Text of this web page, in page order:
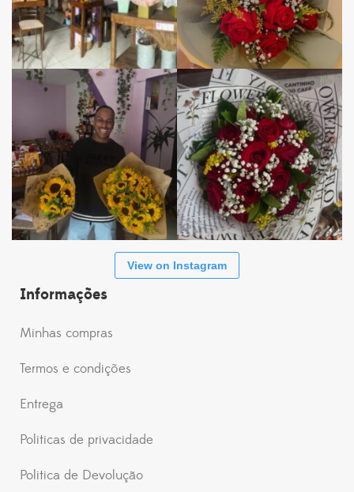
View on Instagram
Informações
Minhas compras
Termos e condições
Entrega
Politicas de privacidade
Politica de Devolução